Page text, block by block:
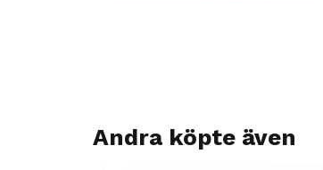
Andra köpte även